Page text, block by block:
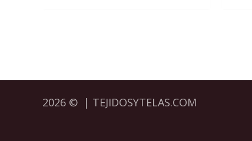
2026 © | TEJIDOSYTELAS.COM